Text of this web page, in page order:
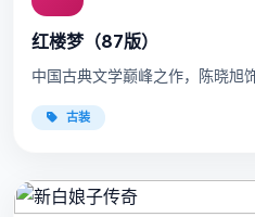
红楼梦（87版）
中国古典文学巅峰之作，陈晓旭
古装